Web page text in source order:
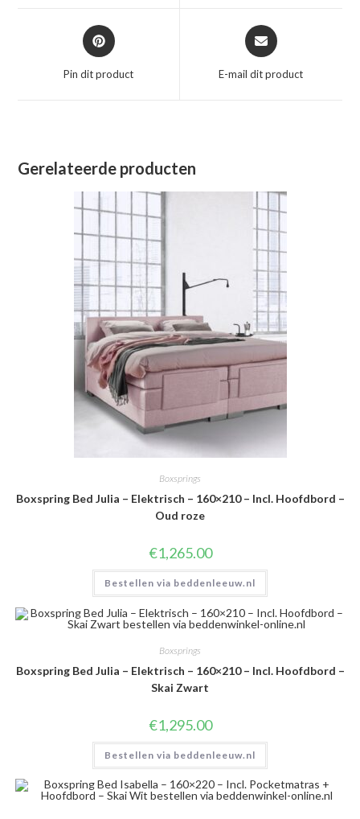
Opent
in
nieuw
Pin dit product
Opent
in
nieuw
E-mail dit product
Gerelateerde producten
Boxsprings
Boxspring Bed Julia – Elektrisch – 160×210 – Incl. Hoofdbord –
Oud roze
€1,265.00
Bestellen via beddenleeuw.nl
Boxsprings
Boxspring Bed Julia – Elektrisch – 160×210 – Incl. Hoofdbord –
Skai Zwart
€1,295.00
Bestellen via beddenleeuw.nl